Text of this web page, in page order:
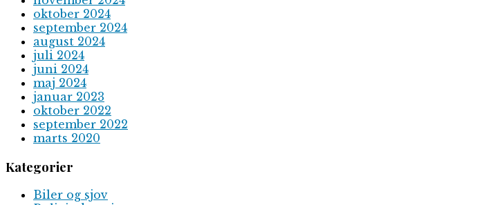
oktober 2024
september 2024
august 2024
juli 2024
juni 2024
maj 2024
januar 2023
oktober 2022
september 2022
marts 2020
Kategorier
Biler og sjov